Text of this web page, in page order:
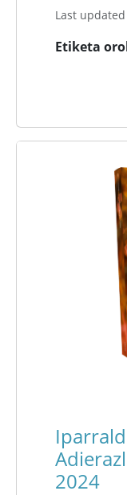
Last
Etiketa
2024